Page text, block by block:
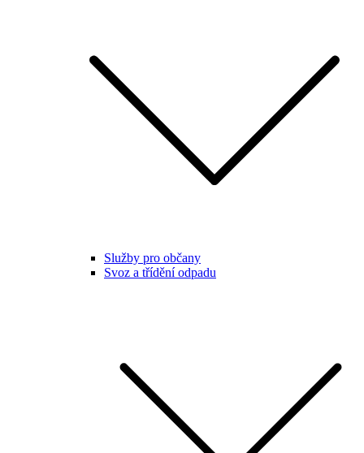
Služby pro občany
Svoz a třídění odpadu